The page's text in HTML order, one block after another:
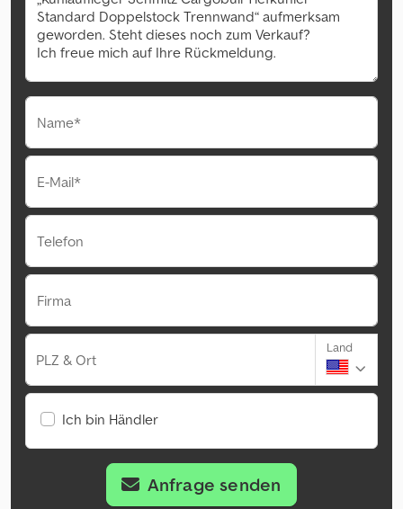
Name*
E-Mail*
Telefon
Firma
PLZ & Ort
Land
Ich bin Händler
Anfrage senden